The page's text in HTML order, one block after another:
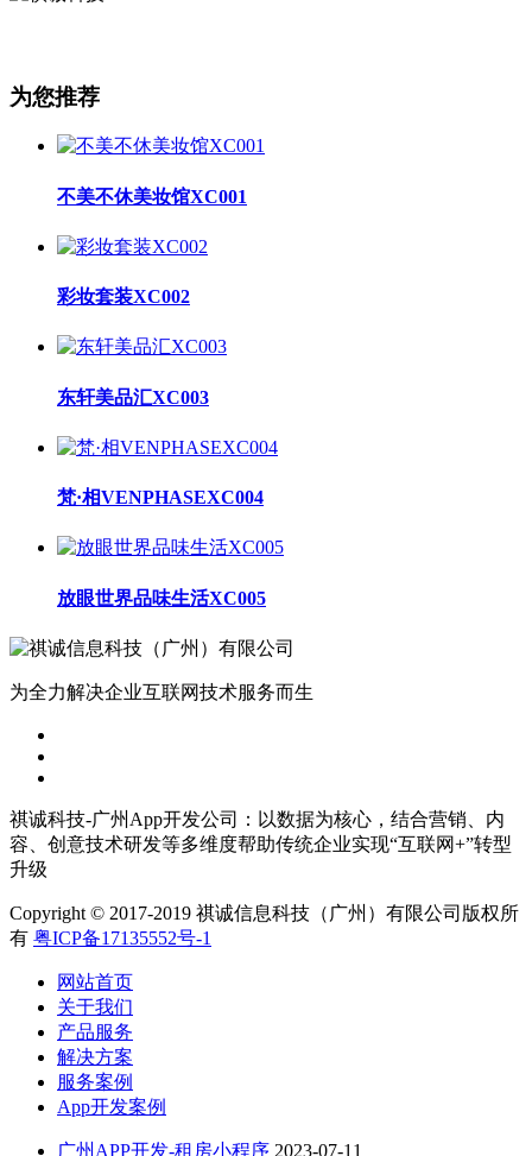
为您推荐
不美不休美妆馆XC001
彩妆套装XC002
东轩美品汇XC003
梵·相VENPHASEXC004
放眼世界品味生活XC005
为全力解决企业互联网技术服务而生
祺诚科技-广州App开发公司：以数据为核心，结合营销、内
容、创意技术研发等多维度帮助传统企业实现“互联网+”转型
升级
Copyright © 2017-2019 祺诚信息科技（广州）有限公司版权所
有 粤ICP备17135552号-1
网站首页
关于我们
产品服务
解决方案
服务案例
App开发案例
广州APP开发-租房小程序 2023-07-11